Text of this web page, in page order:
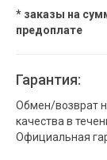
* заказы на
предоплате
Гарантия:
Обмен/возврат
качества в
Официальная